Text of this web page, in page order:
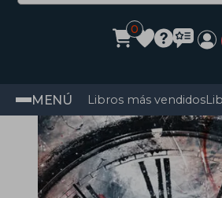
0
MENÚ Libros más vendidos